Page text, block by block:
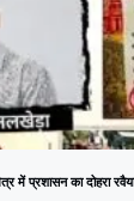
में प्रशासन का दोहरा